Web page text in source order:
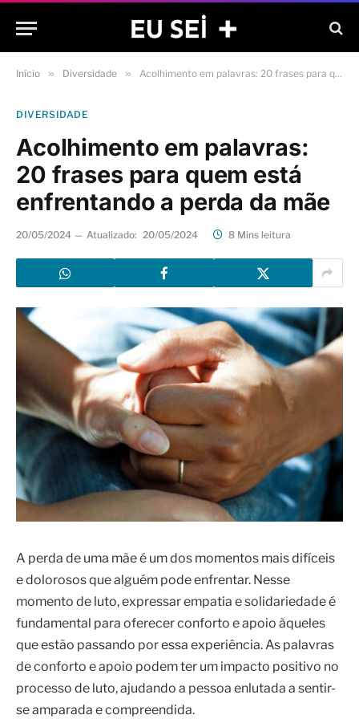
Início » Diversidade » Acolhimento em palavras: 20 frases para quem está enfrentando a perda da mãe
DIVERSIDADE
Acolhimento em palavras:
20 frases para quem está
enfrentando a perda da mãe
20/05/2024 Atualizado: 20/05/2024 8 Mins leitura
A perda de uma mãe é um dos momentos mais difíceis
e dolorosos que alguém pode enfrentar. Nesse
momento de luto, expressar empatia e solidariedade é
fundamental para oferecer conforto e apoio àqueles
que estão passando por essa experiência. As palavras
de conforto e apoio podem ter um impacto positivo no
processo de luto, ajudando a pessoa enlutada a sentir-
se amparada e compreendida.